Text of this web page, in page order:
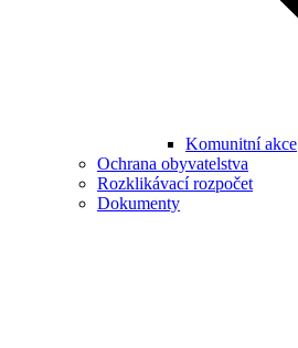
Komunitní akce
Ochrana obyvatelstva
Rozklikávací rozpočet
Dokumenty